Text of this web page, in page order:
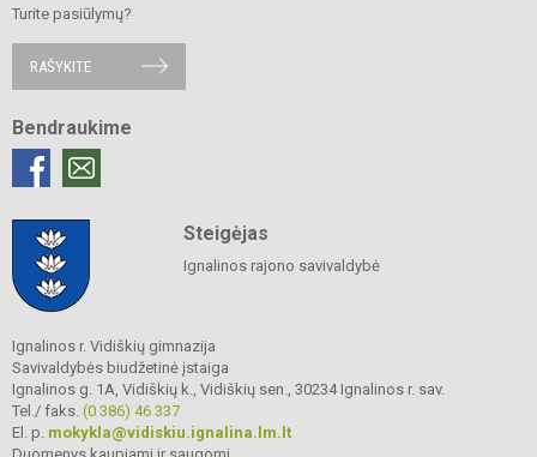
Turite pasiūlymų?
RAŠYKITE
Bendraukime
Steigėjas
Ignalinos rajono savivaldybė
Ignalinos r. Vidiškių gimnazija
Savivaldybės biudžetinė įstaiga
Ignalinos g. 1A, Vidiškių k., Vidiškių sen., 30234 Ignalinos r. sav.
Tel./ faks. (0 386) 46 337
El. p. mokykla@vidiskiu.ignalina.lm.lt